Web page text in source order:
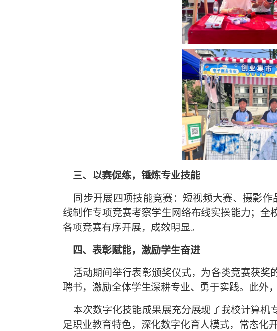
三、以赛促练，锤炼专业技能
同步开展四项技能竞赛：短视频大赛、摄影作
线制作专项竞赛考察学生网络布线实操能力；全
各项竞赛有序开展，成效明显。
四、表彰赋能，激励学生奋进
活动期间举行表彰颁奖仪式，为各类竞赛获奖
聘书，激励全体学生深耕专业、勇于实践。此外
本次数字化技能成果展充分展现了我校计算机
足职业教育特色，深化数字化育人模式，常态化